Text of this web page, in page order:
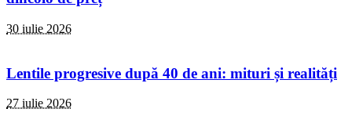
30 iulie 2026
Lentile progresive după 40 de ani: mituri și realități
27 iulie 2026